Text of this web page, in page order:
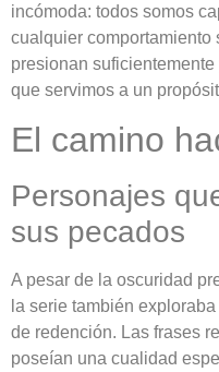
incómoda: todos somos
cualquier comportamiento
presionan
que servimos a un
El camino
Personajes
sus pecados
A pesar de la oscuridad
la serie también
de redención. Las frases
poseían una cualidad